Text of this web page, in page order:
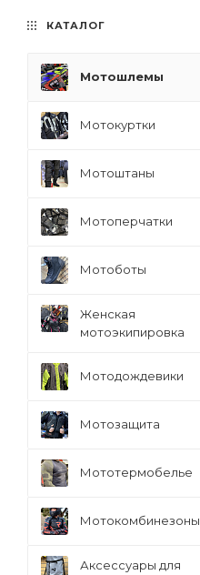
КАТАЛОГ
Мотошлемы
Мотокуртки
Мотоштаны
Мотоперчатки
Мотоботы
Женская
мотоэкипировка
Мотодождевики
Мотозащита
Мототермобелье
Мотокомбинезоны
Аксессуары для